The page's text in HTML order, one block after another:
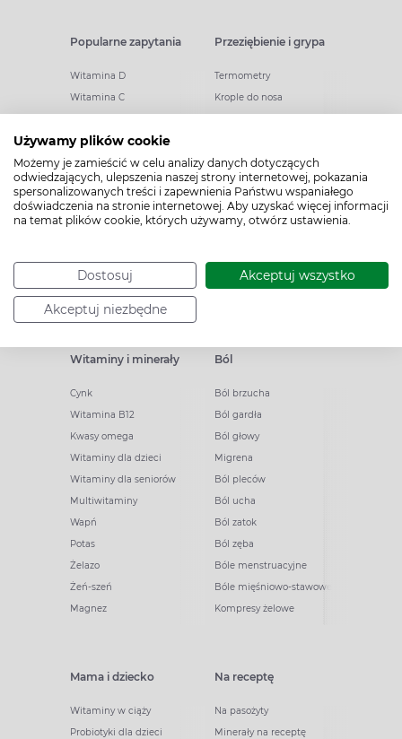
Używamy plików cookie
Możemy je zamieścić w celu analizy danych dotyczących
odwiedzających, ulepszenia naszej strony internetowej, pokazania
spersonalizowanych treści i zapewnienia Państwu wspaniałego
doświadczenia na stronie internetowej. Aby uzyskać więcej informacji
na temat plików cookie, których używamy, otwórz ustawienia.
Dostosuj Akceptuj wszystko
Akceptuj niezbędne
Popularne zapytania
Witamina D
Witamina C
Tran
Paracetamol
Ibuprofen
Melatonina
Elektrolity
Zatoki
Woda morska
Przeziębienie i grypa
Termometry
Krople do nosa
Kaszel
Olejki eteryczne
Gorączka
Drapanie w gardle
Zapalenie ucha
Odporność
Witaminy i minerały
Cynk
Witamina B12
Kwasy omega
Witaminy dla dzieci
Witaminy dla seniorów
Multiwitaminy
Wapń
Potas
Żelazo
Żeń-szeń
Magnez
Ból
Ból brzucha
Ból gardła
Ból głowy
Migrena
Ból pleców
Ból ucha
Ból zatok
Ból zęba
Bóle menstruacyjne
Bóle mięśniowo-stawowe
Kompresy żelowe
Mama i dziecko
Witaminy w ciąży
Probiotyki dla dzieci
Na receptę
Na pasożyty
Minerały na receptę